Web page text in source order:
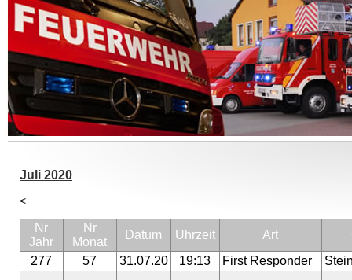
Juli 2020
<
Nr
Jahr
Nr
Monat
Datum Uhrzeit Art
277
57 31.07.20 19:13 First Responder